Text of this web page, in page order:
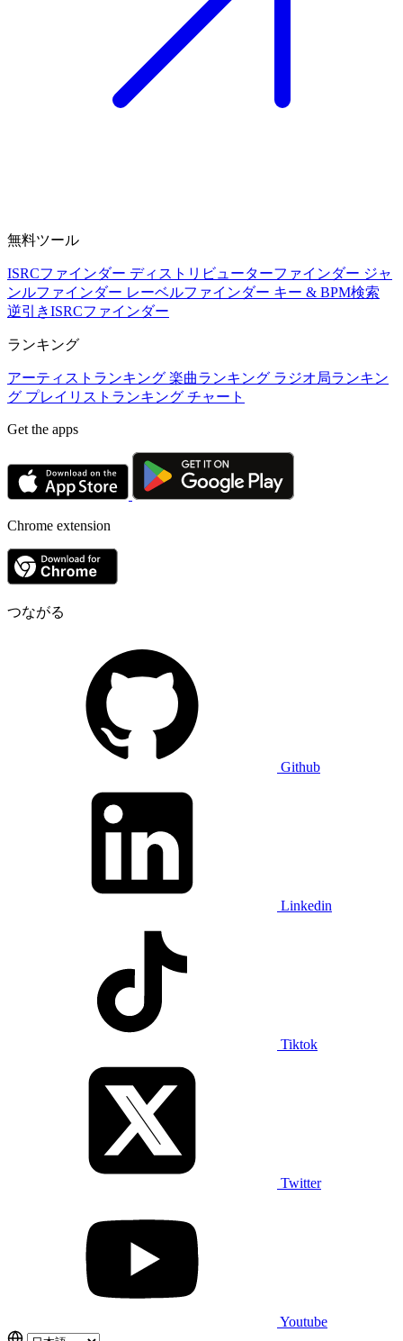
無料ツール
ISRCファインダー ディストリビューターファインダー ジャ
ンルファインダー レーベルファインダー キー & BPM検索
逆引きISRCファインダー
ランキング
アーティストランキング 楽曲ランキング ラジオ局ランキン
グ プレイリストランキング チャート
Get the apps
Chrome extension
つながる
Github
Linkedin
Tiktok
Twitter
Youtube